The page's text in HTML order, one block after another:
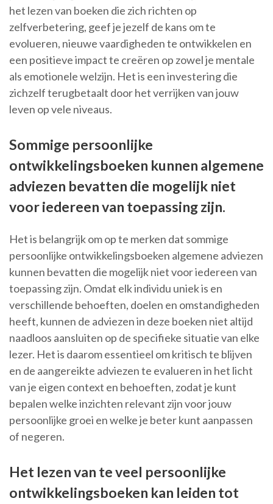
het lezen van boeken die zich richten op
zelfverbetering, geef je jezelf de kans om te
evolueren, nieuwe vaardigheden te ontwikkelen en
een positieve impact te creëren op zowel je mentale
als emotionele welzijn. Het is een investering die
zichzelf terugbetaalt door het verrijken van jouw
leven op vele niveaus.
Sommige persoonlijke
ontwikkelingsboeken kunnen algemene
adviezen bevatten die mogelijk niet
voor iedereen van toepassing zijn.
Het is belangrijk om op te merken dat sommige
persoonlijke ontwikkelingsboeken algemene adviezen
kunnen bevatten die mogelijk niet voor iedereen van
toepassing zijn. Omdat elk individu uniek is en
verschillende behoeften, doelen en omstandigheden
heeft, kunnen de adviezen in deze boeken niet altijd
naadloos aansluiten op de specifieke situatie van elke
lezer. Het is daarom essentieel om kritisch te blijven
en de aangereikte adviezen te evalueren in het licht
van je eigen context en behoeften, zodat je kunt
bepalen welke inzichten relevant zijn voor jouw
persoonlijke groei en welke je beter kunt aanpassen
of negeren.
Het lezen van te veel persoonlijke
ontwikkelingsboeken kan leiden tot